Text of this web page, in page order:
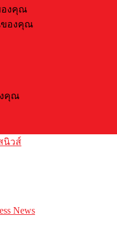
องคุณ
ของคุณ
คุณ
นิวส์